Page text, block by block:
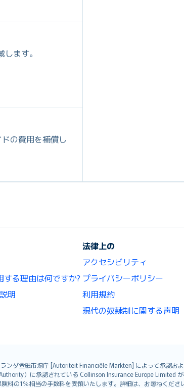
ます。
の費用を補償し
する理由は何ですか?
明
法律上の
アクセシビリティ
プライバシーポリシー
利用規約
現代の奴隷制に関する声明
ンダ金融市場庁 [Autoriteit Financiële Markten] によって承認お
）に承認されている Collinson Insurance Europe Limited
の1％相当の手数料を受領いたします。詳細は、お尋ねくださ